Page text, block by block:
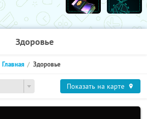
Здоровье
Главная Здоровье
Показать на карте